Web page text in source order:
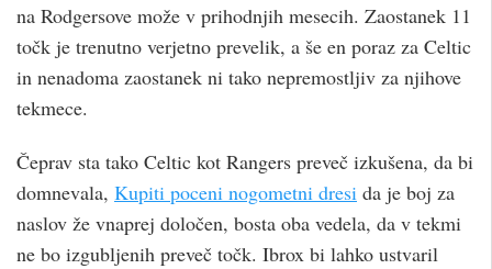
na Rodgersove može v prihodnjih mesecih. Zaostanek 11
točk je trenutno verjetno prevelik, a še en poraz za Celtic
in nenadoma zaostanek ni tako nepremostljiv za njihove
tekmece.
Čeprav sta tako Celtic kot Rangers preveč izkušena, da bi
domnevala, Kupiti poceni nogometni dresi da je boj za
naslov že vnaprej določen, bosta oba vedela, da v tekmi
ne bo izgubljenih preveč točk. Ibrox bi lahko ustvaril